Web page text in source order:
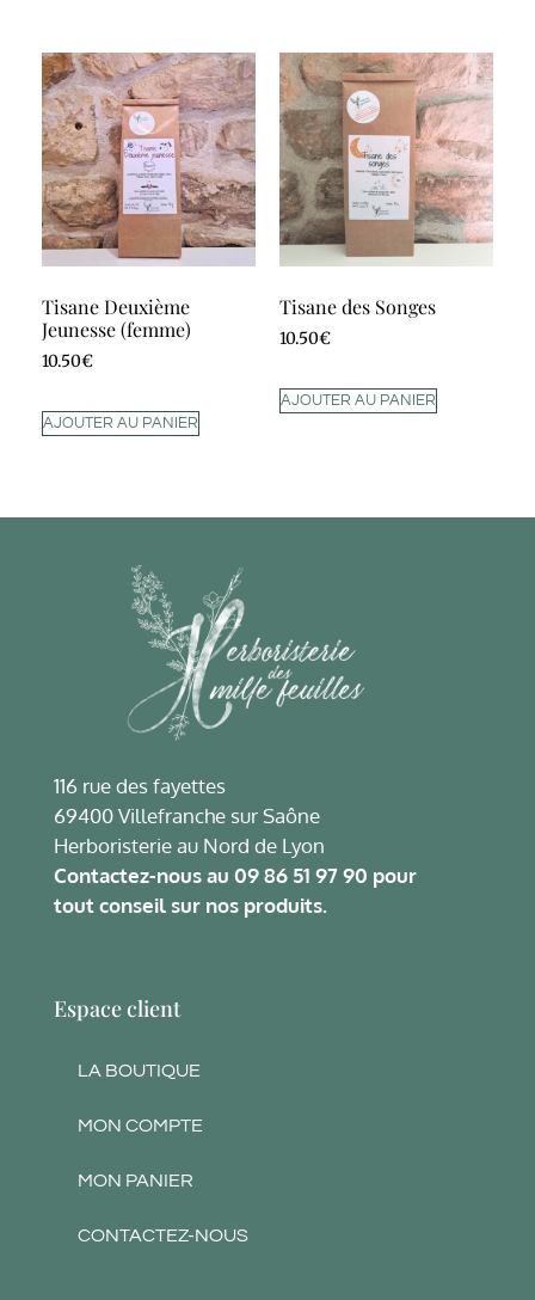
Tisane Deuxième
Jeunesse (femme)
10.50€
AJOUTER AU PANIER
Tisane des Songes
10.50€
AJOUTER AU PANIER
116 rue des fayettes
69400 Villefranche sur Saône
Herboristerie au Nord de Lyon
Contactez-nous au 09 86 51 97 90 pour
tout conseil sur nos produits.
Espace client
LA BOUTIQUE
MON COMPTE
MON PANIER
CONTACTEZ-NOUS